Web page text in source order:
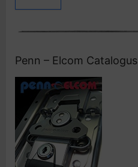
Penn – Elcom Catalogus